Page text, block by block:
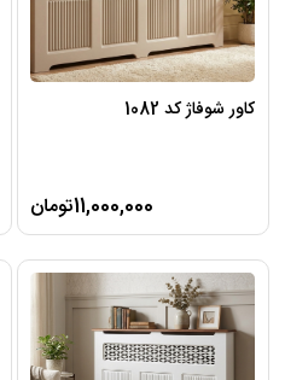
کاور شوفاژ کد 1082
11,000,000تومان